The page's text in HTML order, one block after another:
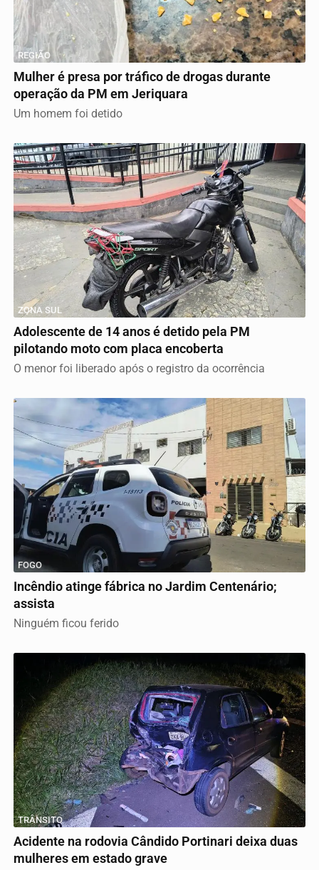
REGIÃO
Mulher é presa por tráfico de drogas durante
operação da PM em Jeriquara
Um homem foi detido
ZONA SUL
Adolescente de 14 anos é detido pela PM
pilotando moto com placa encoberta
O menor foi liberado após o registro da ocorrência
FOGO
Incêndio atinge fábrica no Jardim Centenário;
assista
Ninguém ficou ferido
TRÂNSITO
Acidente na rodovia Cândido Portinari deixa duas
mulheres em estado grave